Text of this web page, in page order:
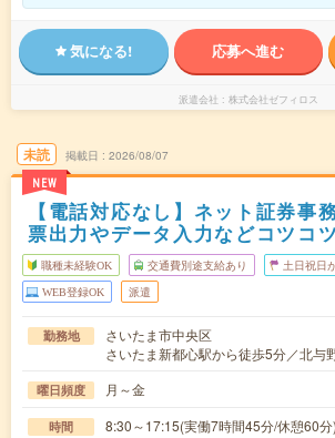
気になる! 応募へ進む
派遣会社 株式会社ゼフィロス
未読
NEW
掲載日 2026/08/07
【電話対応なし】ネット証券事
票出力やデータ入力などコツコ
職種未経験OK 交通費別途支給あり 土日祝日
WEB登録OK 派遣
勤務地
さいたま市中央区
さいたま新都心駅から徒歩5分／北与
曜日頻度 月～金
時間 8:30～17:15(実働7時間45分/休憩60分)